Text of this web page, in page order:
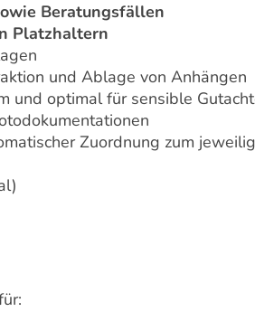
Beratungsfällen
Platzhaltern
und Ablage von Anhängen
und optimal für sensible
Zuordnung zum